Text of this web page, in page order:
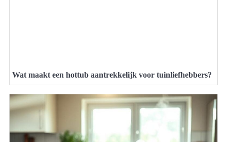
Wat maakt een hottub aantrekkelijk voor tuinliefhebbers?